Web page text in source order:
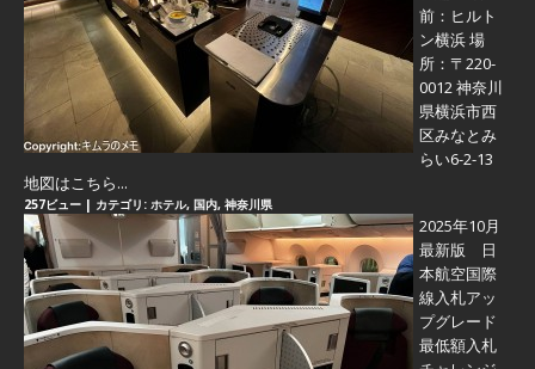
前：ヒルト
ン横浜 場
所：〒220-
0012 神奈川
県横浜市西
区みなとみ
らい6-2-13
地図はこちら...
257ビュー | カテゴリ: ホテル, 国内, 神奈川県
2025年10月
最新版 日
本航空国際
線入札アッ
プグレード
最低額入札